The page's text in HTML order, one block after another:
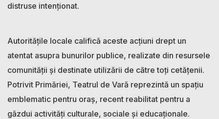
distruse intenționat.
Autoritățile locale califică aceste acțiuni drept un
atentat asupra bunurilor publice, realizate din resursele
comunității și destinate utilizării de către toți cetățenii.
Potrivit Primăriei, Teatrul de Vară reprezintă un spațiu
emblematic pentru oraș, recent reabilitat pentru a
găzdui activități culturale, sociale și educaționale.